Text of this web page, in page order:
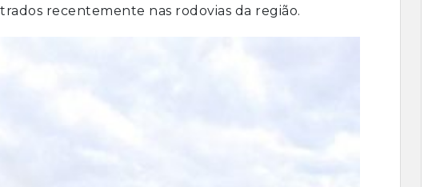
recentemente nas rodovias da região.